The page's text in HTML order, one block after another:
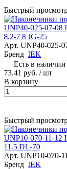
Быстрый
UNP40-025-07-
8.2-7 8 JG-25
Арт. UNP40-025-
Бренд IEK
Есть в
73.41 руб. / шт
В корзину
Быстрый
UNP10-070-11-
11.5 DL-70
Арт. UNP10-070-
Бренд IEK